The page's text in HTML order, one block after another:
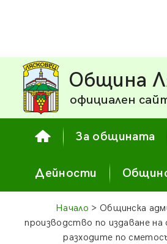
Община
официален
За общината
Дейности
Начало > Общинска
производство по издаване
разходите по